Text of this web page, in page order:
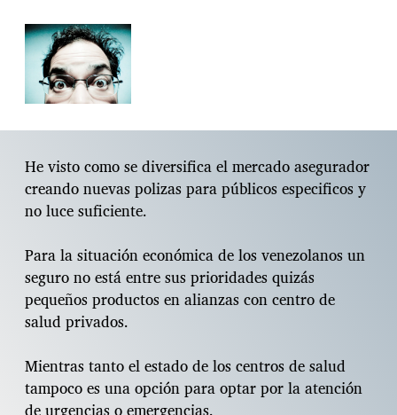
e
s
o
n
He visto como se diversifica el mercado asegurador
creando nuevas polizas para públicos especificos y
no luce suficiente.
Para la situación económica de los venezolanos un
seguro no está entre sus prioridades quizás
pequeños productos en alianzas con centro de
salud privados.
Mientras tanto el estado de los centros de salud
tampoco es una opción para optar por la atención